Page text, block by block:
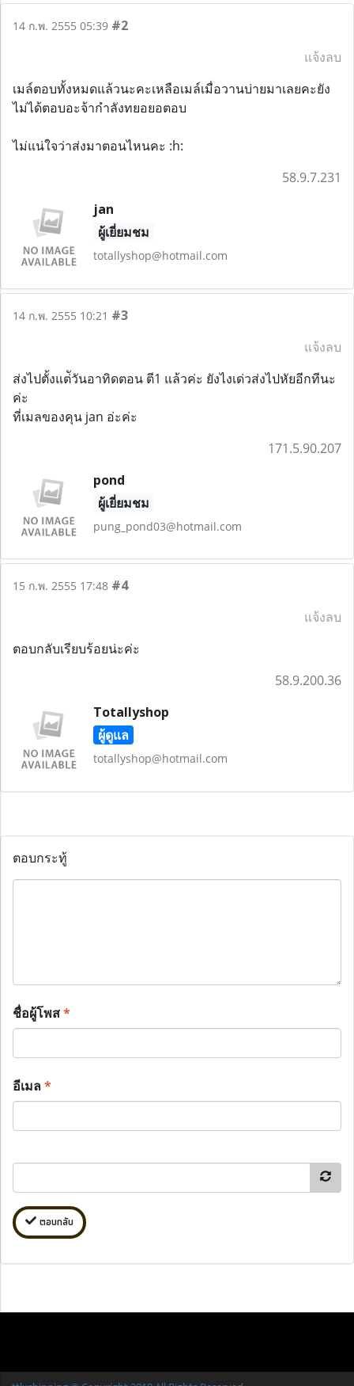
14 ก.พ. 2555 05:39 #2
แจ้งลบ
เมล์ตอบทั้งหมดแล้วนะคะเหลือเมล์เมื่อวานบ่ายมาเลยคะยัง
ไม่ได้ตอบอะจ้ากำลังทยอยอตอบ
ไม่แน่ใจว่าส่งมาตอนไหนคะ :h:
58.9.7.231
jan
ผู้เยี่ยมชม
totallyshop@hotmail.com
14 ก.พ. 2555 10:21 #3
แจ้งลบ
ส่งไปตั้งแต่ัวันอาทิดตอน ตี1 แล้วค่ะ ยังไงเด่วส่งไปหัยอีกทีนะ
ค่ะ
ที่เมลของคุน jan อ่ะค่ะ
171.5.90.207
pond
ผู้เยี่ยมชม
pung_pond03@hotmail.com
15 ก.พ. 2555 17:48 #4
แจ้งลบ
ตอบกลับเรียบร้อยน่ะค่ะ
58.9.200.36
Totallyshop
ผู้ดูแล
totallyshop@hotmail.com
ตอบกระทู้
ชื่อผู้โพส*
อีเมล*
ตอบกลับ